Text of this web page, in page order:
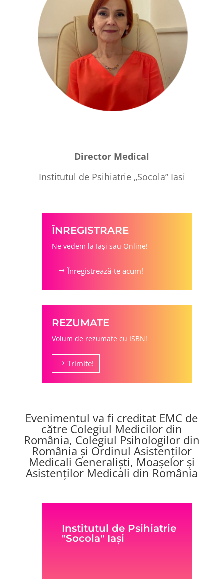
Director Medical
Institutul de Psihiatrie „Socola” Iasi
ÎNREGISTRARE
Ne vedem la Iaşi sau Online!
Înregistrează-te acum!
REZUMATE
Volum de rezumate cu ISBN!
Trimite!
Evenimentul va fi creditat EMC de
către Colegiul Medicilor din
România, Colegiul Psihologilor din
România și Ordinul Asistenților
Medicali Generaliști, Moașelor și
Asistenților Medicali din România
Institutul de Psihiatrie
"Socola" Iaşi